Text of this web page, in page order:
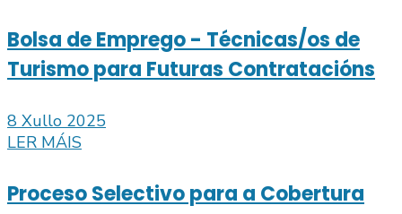
Bolsa de Emprego - Técnicas/os de
Turismo para Futuras Contratacións
8 Xullo 2025
LER MÁIS
Proceso Selectivo para a Cobertura